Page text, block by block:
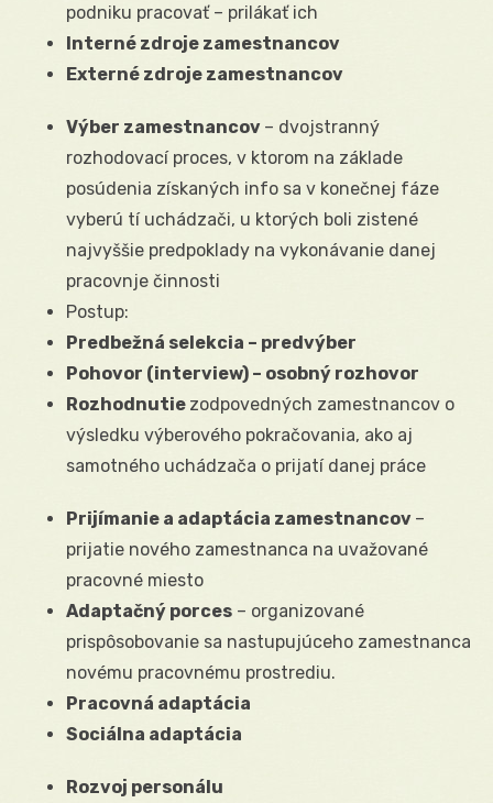
podniku pracovať – prilákať ich
Interné zdroje zamestnancov
Externé zdroje zamestnancov
Výber zamestnancov – dvojstranný
rozhodovací proces, v ktorom na základe
posúdenia získaných info sa v konečnej fáze
vyberú tí uchádzači, u ktorých boli zistené
najvyššie predpoklady na vykonávanie danej
pracovnje činnosti
Postup:
Predbežná selekcia – predvýber
Pohovor (interview) – osobný rozhovor
Rozhodnutie zodpovedných zamestnancov o
výsledku výberového pokračovania, ako aj
samotného uchádzača o prijatí danej práce
Prijímanie a adaptácia zamestnancov –
prijatie nového zamestnanca na uvažované
pracovné miesto
Adaptačný porces – organizované
prispôsobovanie sa nastupujúceho zamestnanca
novému pracovnému prostrediu.
Pracovná adaptácia
Sociálna adaptácia
Rozvoj personálu